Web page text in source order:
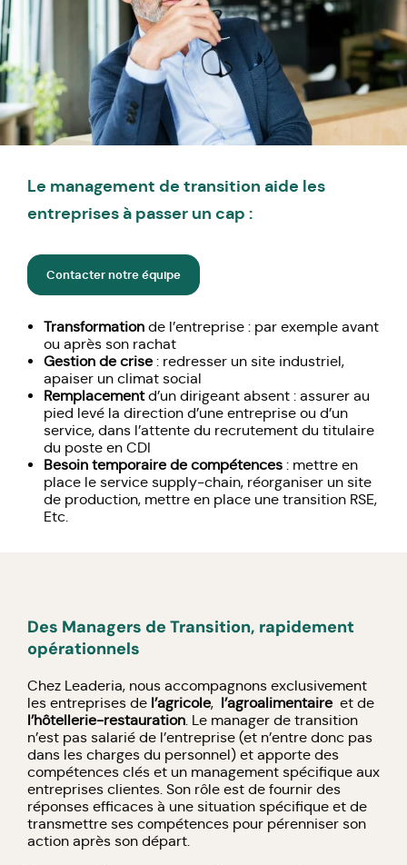
Le management de transition aide les
entreprises à passer un cap :
Contacter notre équipe
Transformation de l’entreprise : par exemple avant
ou après son rachat
Gestion de crise : redresser un site industriel,
apaiser un climat social
Remplacementd’un dirigeant absent : assurer au
pied levé la direction d’une entreprise ou d’un
service, dans l’attente du recrutement du titulaire
du poste en CDI
Besoin temporaire de compétences : mettre en
place le service supply-chain, réorganiser un site
de production, mettre en place une transition RSE,
Etc.
Des Managers de Transition, rapidement
opérationnels
Chez Leaderia, nous accompagnons exclusivement
les entreprises de l’agricole, l’agroalimentaire et de
l’hôtellerie-restauration. Le manager de transition
n’est pas salarié de l’entreprise (et n’entre donc pas
dans les charges du personnel) et apporte des
compétences clés et un management spécifique aux
entreprises clientes. Son rôle est de fournir des
réponses efficaces à une situation spécifique et de
transmettre ses compétences pour pérenniser son
action après son départ.